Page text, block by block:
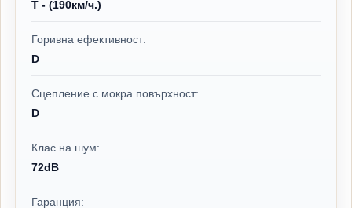
T - (190км/ч.)
Горивна ефективност:
D
Сцепление с мокра повърхност:
D
Клас на шум:
72dB
Гаранция: